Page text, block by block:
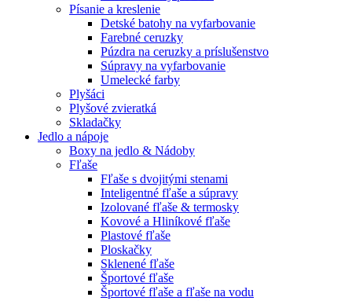
Písanie a kreslenie
Detské batohy na vyfarbovanie
Farebné ceruzky
Púzdra na ceruzky a príslušenstvo
Súpravy na vyfarbovanie
Umelecké farby
Plyšáci
Plyšové zvieratká
Skladačky
Jedlo a nápoje
Boxy na jedlo & Nádoby
Fľaše
Fľaše s dvojitými stenami
Inteligentné fľaše a súpravy
Izolované fľaše & termosky
Kovové a Hliníkové fľaše
Plastové fľaše
Ploskačky
Sklenené fľaše
Športové fľaše
Športové fľaše a fľaše na vodu